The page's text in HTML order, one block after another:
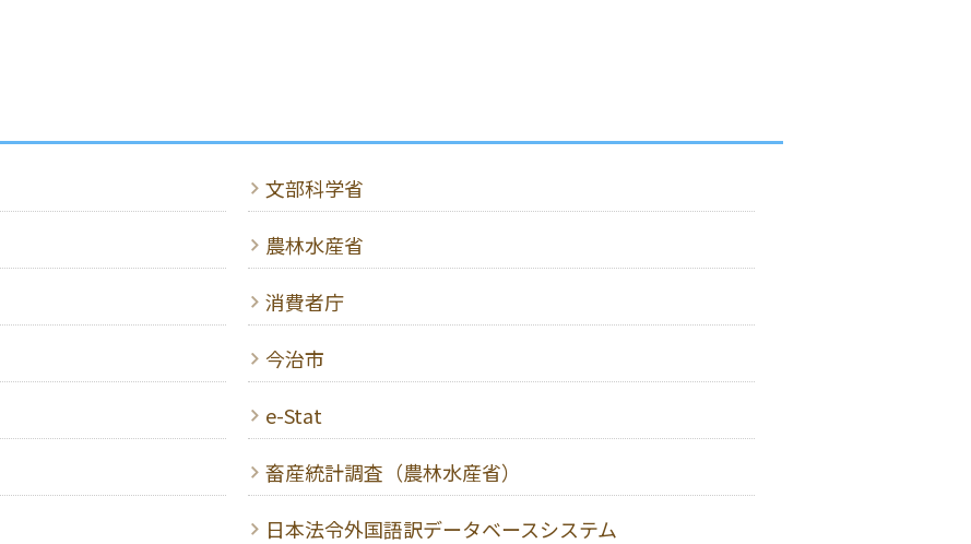
文部科学省
農林水産省
消費者庁
今治市
e-Stat
畜産統計調査（農林水産省）
日本法令外国語訳データベースシステム